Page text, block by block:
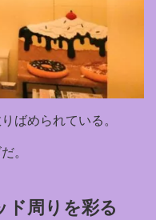
ばめられている。
。
ド周りを彩る